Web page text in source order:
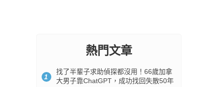
熱門文章
1
找了半輩子求助偵探都沒用！66歲加拿
大男子靠ChatGPT，成功找回失散50年